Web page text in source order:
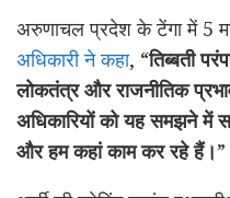
अरुणाचल प्रदेश के टेंगा में 5
अधिकारी ने कहा, “तिब्बती
लोकतंत्र और राजनीतिक
अधिकारियों को यह समझने में
और हम कहां काम कर रहे हैं।”